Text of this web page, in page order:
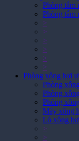
Phòng tắm
Phòng tắm
>
>
>
>
>
>
Phòng xông hơi
Phòng
Phòng
Phòng
Máy xông
Lò xông
>
>